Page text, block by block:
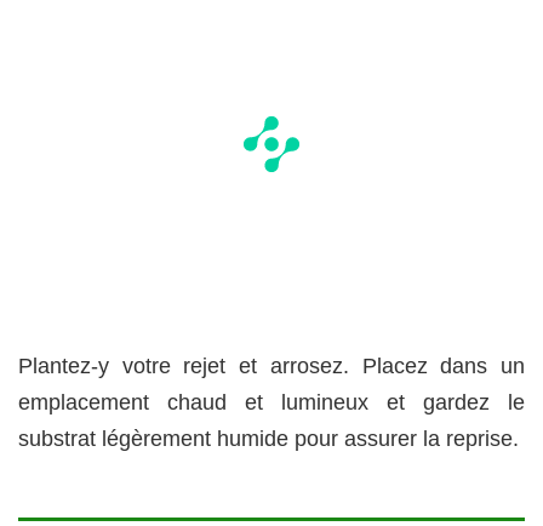
Plantez-y votre rejet et arrosez. Placez dans un
emplacement chaud et lumineux et gardez le
substrat légèrement humide pour assurer la reprise.